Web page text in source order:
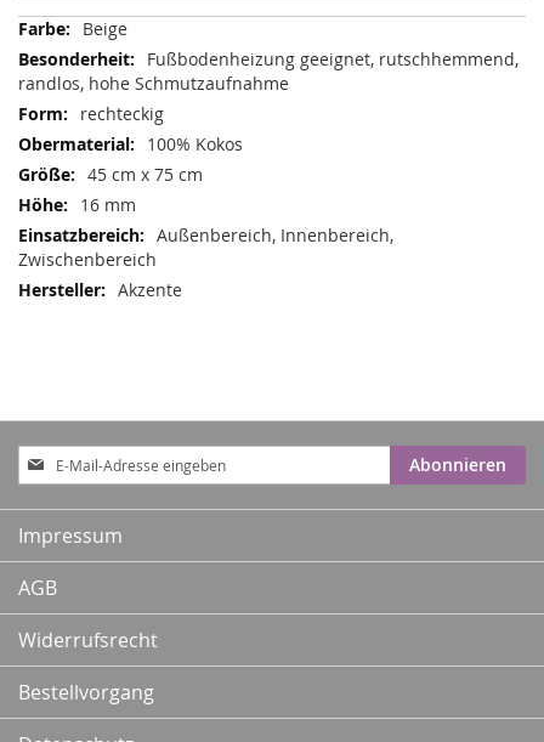
Mehr
Informationen
Beige
Fußbodenheizung geeignet, rutschhemmend,
randlos, hohe Schmutzaufnahme
rechteckig
100% Kokos
45 cm x 75 cm
16 mm
Außenbereich, Innenbereich,
Zwischenbereich
Akzente
Anmeldung
zum
Newsletter:
Abonnieren
Impressum
AGB
Widerrufsrecht
Bestellvorgang